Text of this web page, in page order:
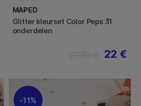
MAPED
Glitter kleurset Color Peps 31
onderdelen
22 €
11%